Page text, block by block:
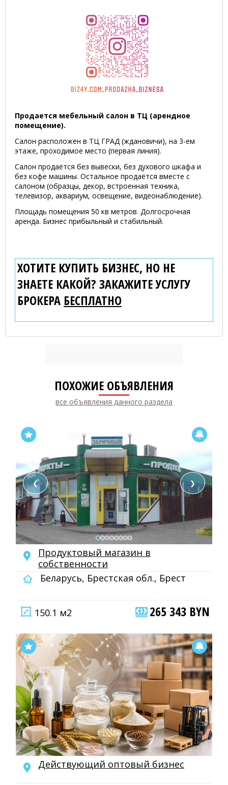
Продается мебельный салон в ТЦ (арендное
помещение).
Салон расположен в ТЦ ГРАД (ждановичи), на 3-ем
этаже, проходимое место (первая линия).
Салон продаётся без вывески, без духового шкафа и
без кофе машины. Остальное продаётся вместе с
салоном (образцы, декор, встроенная техника,
телевизор, аквариум, освещение, видеонаблюдение).
Площадь помещения 50 кв метров. Долгосрочная
аренда. Бизнес прибыльный и стабильный.
ХОТИТЕ КУПИТЬ БИЗНЕС, НО НЕ
ЗНАЕТЕ КАКОЙ? ЗАКАЖИТЕ УСЛУГУ
БРОКЕРА БЕСПЛАТНО
ПОХОЖИЕ ОБЪЯВЛЕНИЯ
все объявления данного раздела
❮ ❯
Продуктовый магазин в
собственности
Беларусь, Брестская обл., Брест
150.1 м2 265 343 BYN
Действующий оптовый бизнес